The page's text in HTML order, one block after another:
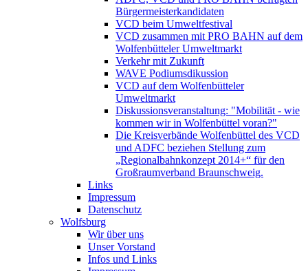
Bürgermeisterkandidaten
VCD beim Umweltfestival
VCD zusammen mit PRO BAHN auf dem
Wolfenbütteler Umweltmarkt
Verkehr mit Zukunft
WAVE Podiumsdikussion
VCD auf dem Wolfenbütteler
Umweltmarkt
Diskussionsveranstaltung: "Mobilität - wie
kommen wir in Wolfenbüttel voran?"
Die Kreisverbände Wolfenbüttel des VCD
und ADFC beziehen Stellung zum
„Regionalbahnkonzept 2014+“ für den
Großraumverband Braunschweig.
Links
Impressum
Datenschutz
Wolfsburg
Wir über uns
Unser Vorstand
Infos und Links